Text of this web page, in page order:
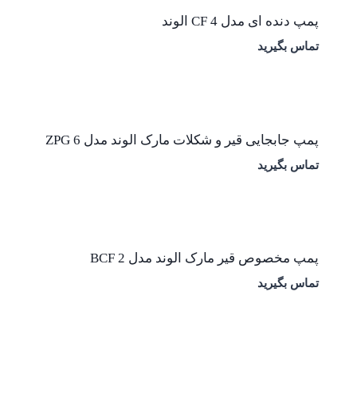
پمپ دنده ای مدل CF 4 الوند
تماس بگیرید
پمپ جابجایی قیر و شکلات مارک الوند مدل ZPG 6
تماس بگیرید
پمپ مخصوص قیر مارک الوند مدل BCF 2
تماس بگیرید